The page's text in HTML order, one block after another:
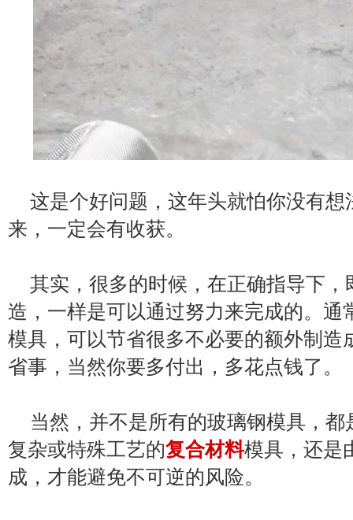
这是个好问题，这年头就怕你没有
来，一定会有收获。
其实，很多的时候，在正确指导下
造，一样是可以通过努力来完成的。通
模具，可以节省很多不必要的额外制造
省事，当然你要多付出，多花点钱了。
当然，并不是所有的玻璃钢模具，
复杂或特殊工艺的复合材料模具，还是
成，才能避免不可逆的风险。